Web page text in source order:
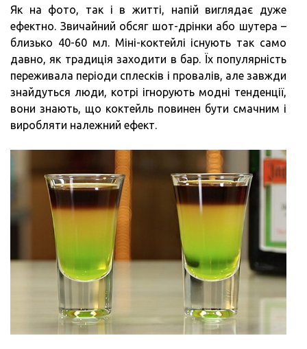
Як на фото, так і в житті, напій виглядає дуже
ефектно. Звичайний обсяг шот-дрінки або шутера –
близько 40-60 мл. Міні-коктейлі існують так само
давно, як традиція заходити в бар. Їх популярність
переживала періоди сплесків і провалів, але завжди
знайдуться люди, котрі ігнорують модні тенденції,
вони знають, що коктейль повинен бути смачним і
виробляти належний ефект.